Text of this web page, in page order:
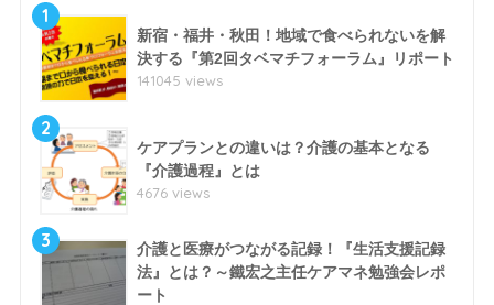
1
新宿・福井・秋田！地域で食べられないを解
決する『第2回タベマチフォーラム』リポート
141045 views
2
ケアプランとの違いは？介護の基本となる
『介護過程』とは
4676 views
3
介護と医療がつながる記録！『生活支援記録
法』とは？～鐵宏之主任ケアマネ勉強会レポ
ート